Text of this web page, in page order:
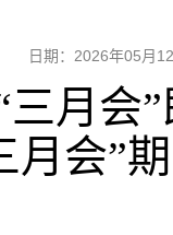
日期：2026年05月
三月会
月会”